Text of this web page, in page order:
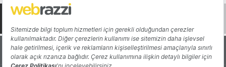
Hakkında Yazarlar